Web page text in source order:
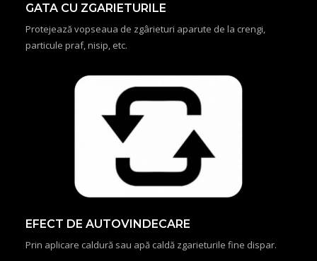
GATA CU ZGARIETURILE
Protejează vopseaua de zgârieturi aparute de la crengi,
particule praf, nisip, etc.
EFECT DE AUTOVINDECARE
Prin aplicare caldură sau apă caldă zgarieturile fine dispar.